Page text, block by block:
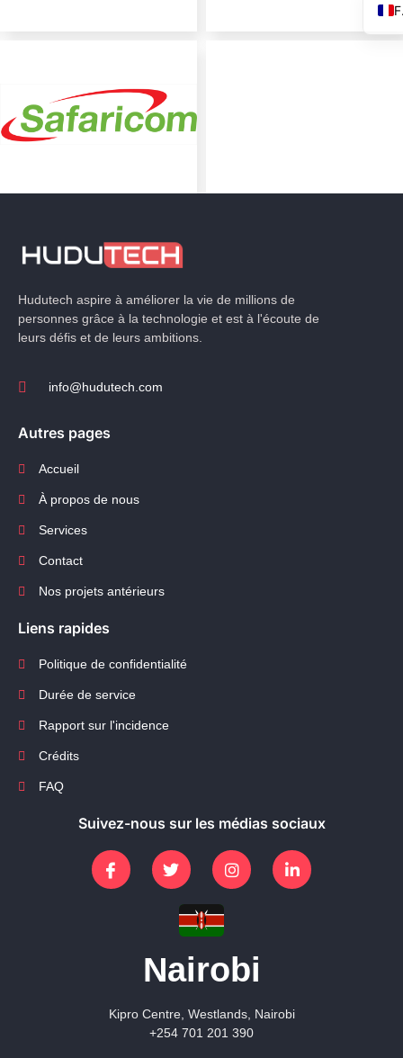
Hudutech aspire à améliorer la vie de millions de
personnes grâce à la technologie et est à l'écoute de
leurs défis et de leurs ambitions.
info@hudutech.com
Autres pages
Accueil
À propos de nous
Services
Contact
Nos projets antérieurs
Liens rapides
Politique de confidentialité
Durée de service
Rapport sur l'incidence
Crédits
FAQ
Suivez-nous sur les médias sociaux
Nairobi
Kipro Centre, Westlands, Nairobi
+254 701 201 390